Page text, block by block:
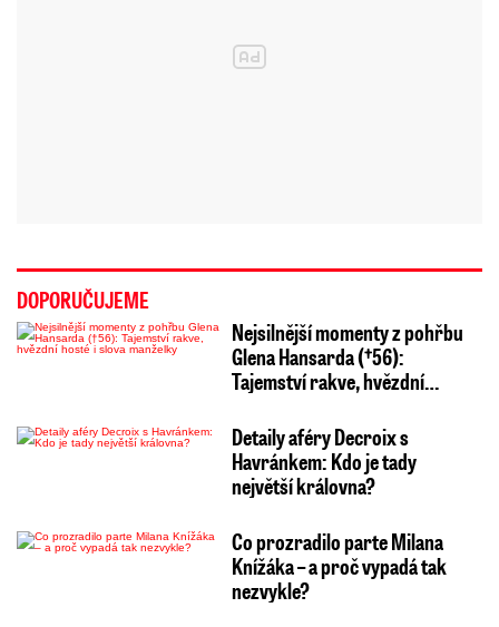
DOPORUČUJEME
Nejsilnější momenty z pohřbu
Glena Hansarda (†56):
Tajemství rakve, hvězdní…
Detaily aféry Decroix s
Havránkem: Kdo je tady
největší královna?
Co prozradilo parte Milana
Knížáka – a proč vypadá tak
nezvykle?